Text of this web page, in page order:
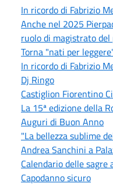
In ricordo di Fabrizio
Anche nel 2025
ruolo di magistrato
Torna "nati per
In ricordo di Fabrizio
Dj Ringo
Castiglion Fiorentino
La 15ª edizione della
Auguri di Buon Anno
"La bellezza sublime
Andrea Sanchini a
Calendario delle
Capodanno sicuro